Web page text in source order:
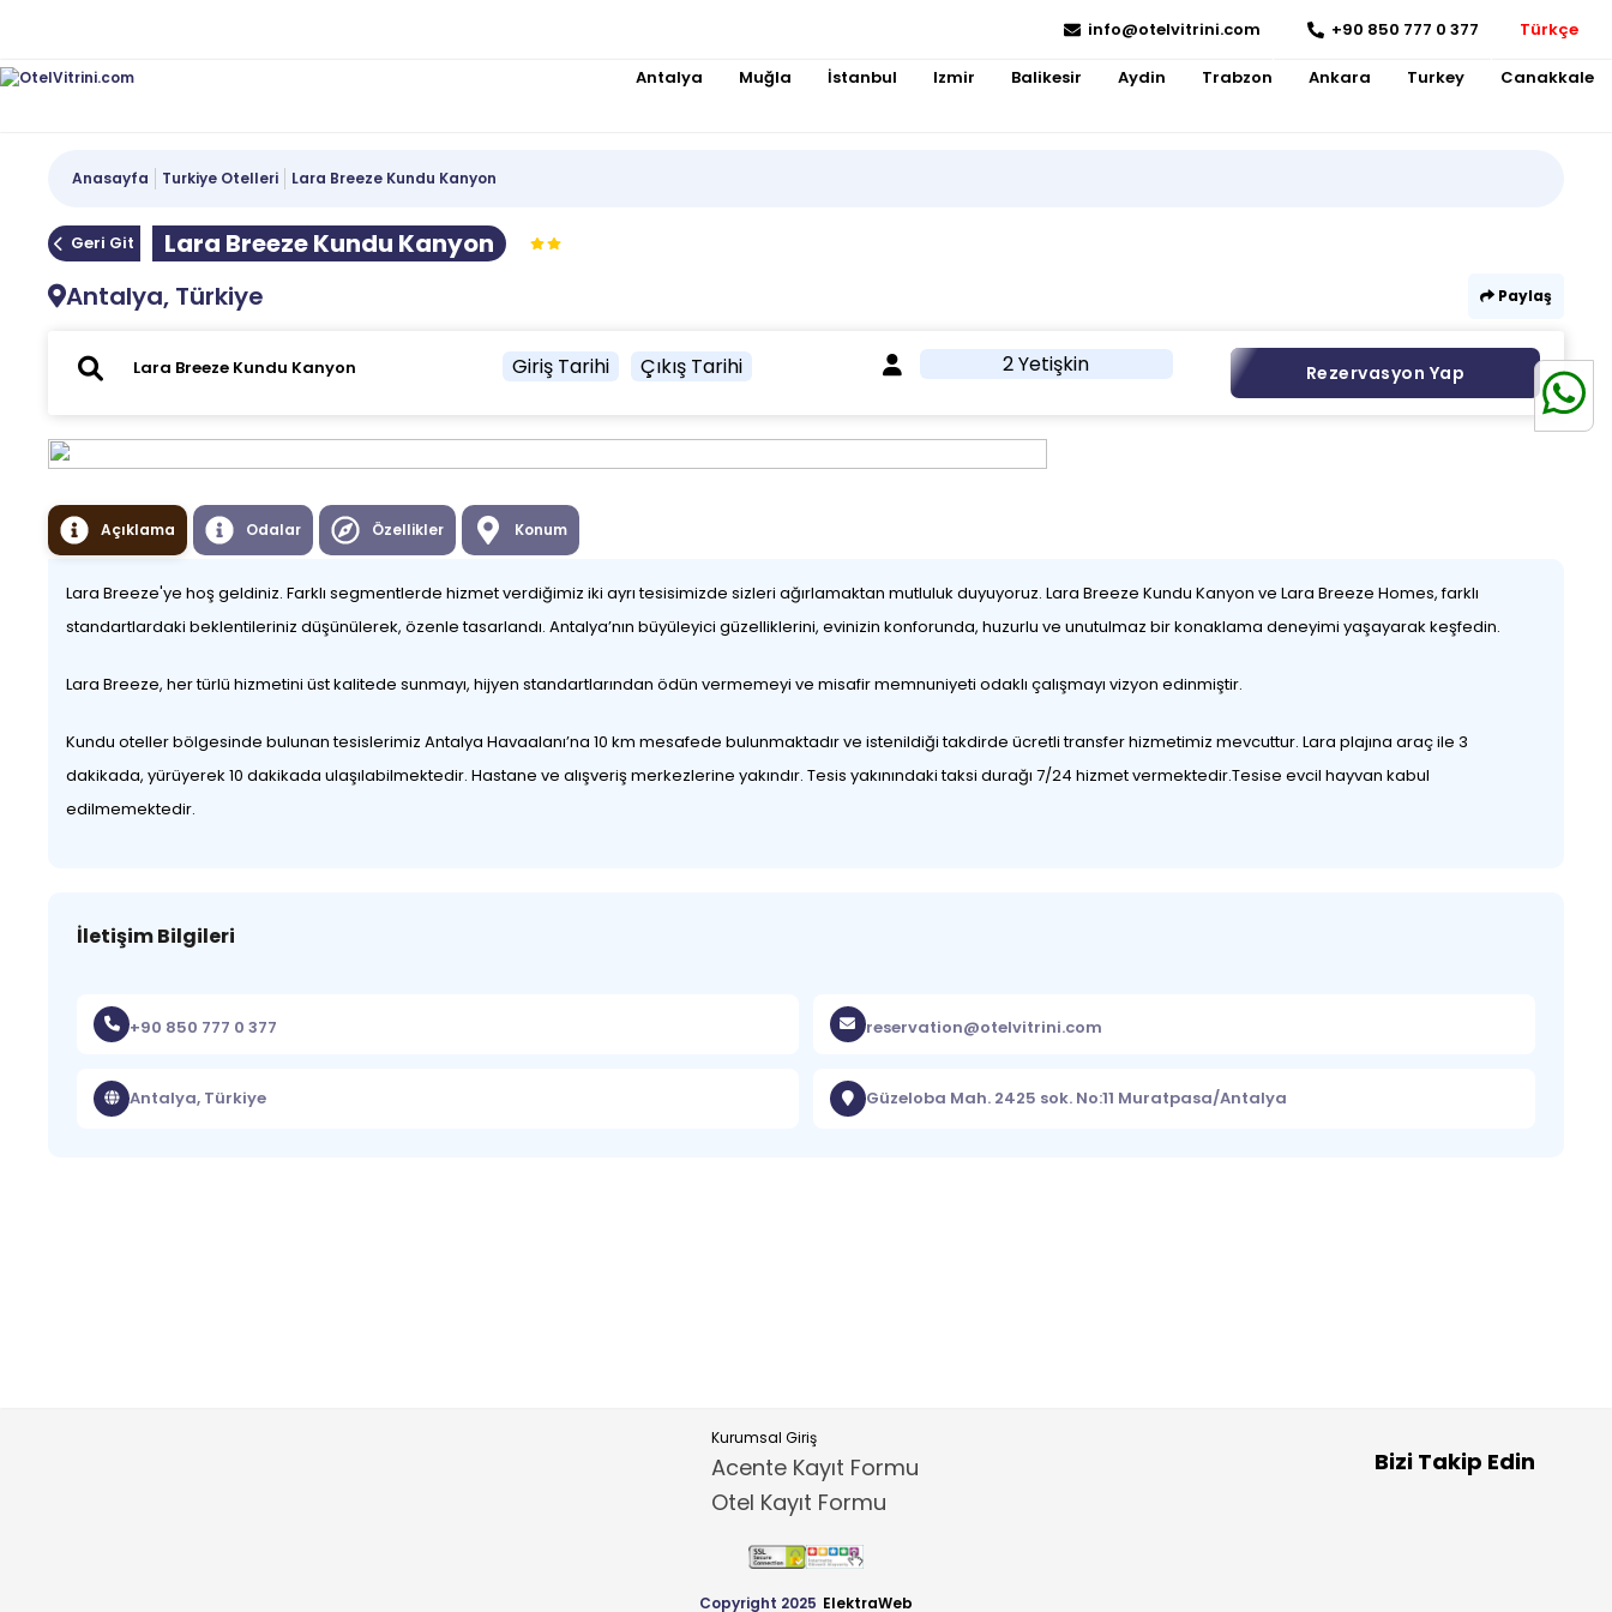
info@otelvitrini.com +90 850 777 0 377 Türkçe
Antalya Muğla İstanbul Izmir Balikesir Aydin Trabzon Ankara Turkey Canakkale
Anasayfa Turkiye Otelleri Lara Breeze Kundu Kanyon
Geri Git
Lara Breeze Kundu Kanyon
Antalya, Türkiye
Paylaş
Giriş Tarihi Çıkış Tarihi 2 Yetişkin Rezervasyon Yap
Açıklama Odalar Özellikler Konum
Lara Breeze'ye hoş geldiniz. Farklı segmentlerde hizmet verdiğimiz iki ayrı tesisimizde sizleri ağırlamaktan mutluluk duyuyoruz. Lara Breeze Kundu Kanyon ve Lara Breeze Homes, farklı
standartlardaki beklentileriniz düşünülerek, özenle tasarlandı. Antalya’nın büyüleyici güzelliklerini, evinizin konforunda, huzurlu ve unutulmaz bir konaklama deneyimi yaşayarak keşfedin.
Lara Breeze, her türlü hizmetini üst kalitede sunmayı, hijyen standartlarından ödün vermemeyi ve misafir memnuniyeti odaklı çalışmayı vizyon edinmiştir.
Kundu oteller bölgesinde bulunan tesislerimiz Antalya Havaalanı’na 10 km mesafede bulunmaktadır ve istenildiği takdirde ücretli transfer hizmetimiz mevcuttur. Lara plajına araç ile 3
dakikada, yürüyerek 10 dakikada ulaşılabilmektedir. Hastane ve alışveriş merkezlerine yakındır. Tesis yakınındaki taksi durağı 7/24 hizmet vermektedir.Tesise evcil hayvan kabul
edilmemektedir.
İletişim Bilgileri
+90 850 777 0 377 reservation@otelvitrini.com
Antalya, Türkiye Güzeloba Mah. 2425 sok. No:11 Muratpasa/Antalya
Kurumsal Giriş
Acente Kayıt Formu
Otel Kayıt Formu
Bizi Takip Edin
Copyright 2025 ElektraWeb